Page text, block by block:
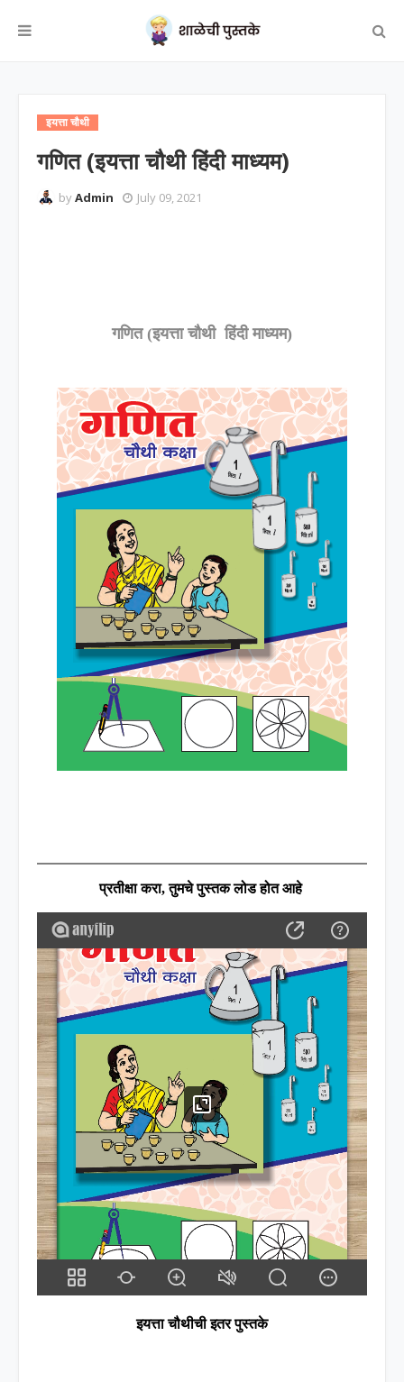
इयत्ता चौथी
गणित (इयत्ता चौथी हिंदी माध्यम)
byAdmin July 09, 2021
गणित (इयत्ता चौथी हिंदी माध्यम)
प्रतीक्षा करा,तुमचे पुस्तक लोड होत आहे
इयत्ता चौथीची इतर पुस्तके